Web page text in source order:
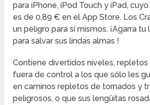
para iPhone, iPod Touch y iPad,
es de 0,89 € en el App Store. Los
un peligro para sí mismos. ¡Agarra
para salvar sus lindas almas !
Contiene divertidos niveles,
fuera de control a los que sólo les
en caminos repletos de tornados y
peligrosos, o que sus lengüitas